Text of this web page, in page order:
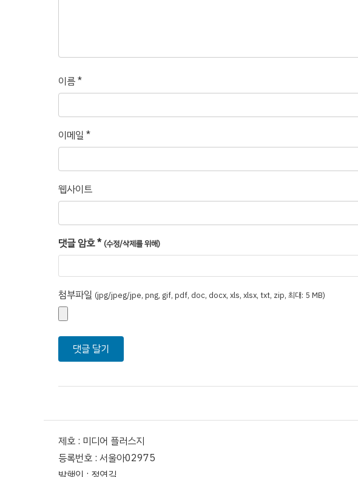
이름*
이메일 *
웹사이트
댓글 암호* (수정/삭제를 위해)
첨부파일 (jpg/jpeg/jpe, png, gif, pdf, doc, docx, xls, xlsx, txt, zip, 최대: 5 MB)
제호 : 미디어 플러스지
등록번호 : 서울아02975